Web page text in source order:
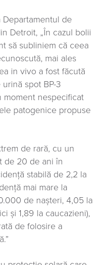
de
Detroit, „În cazul bolii
să subliniem că ceea
mai ales
in vivo a fost făcută
spot BP-3
moment nespecificat
patogenice propuse
de rară, cu un
de 20 de ani în
stabilă de 2,2 la
mai mare la
de nașteri, 4,05 la
și 1,89 la caucazieni),
de folosire a